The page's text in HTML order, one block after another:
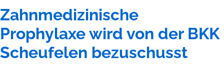
Zahnmedizinische
Prophylaxe wird von der BKK
Scheufelen bezuschusst